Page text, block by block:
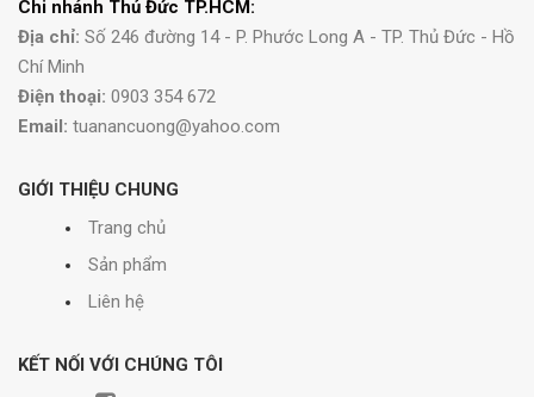
Chi nhánh Thủ Đức TP.HCM:
Địa chỉ: Số 246 đường 14 - P. Phước Long A - TP. Thủ Đức - Hồ
Chí Minh
Điện thoại: 0903 354 672
Email: tuanancuong@yahoo.com
GIỚI THIỆU CHUNG
Trang chủ
Sản phẩm
Liên hệ
KẾT NỐI VỚI CHÚNG TÔI